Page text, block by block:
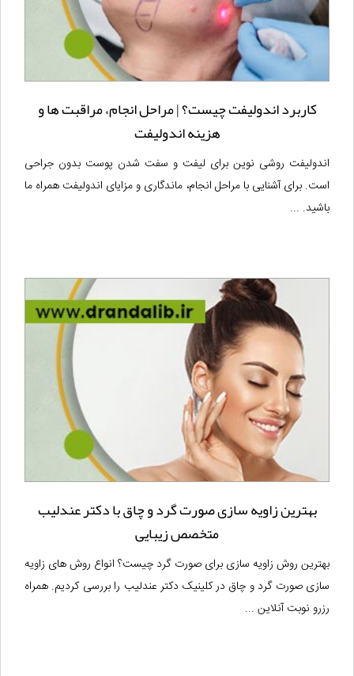
کاربرد اندولیفت چیست؟ | مراحل انجام، مراقبت ها و
هزینه اندولیفت
اندولیفت روشی نوین برای لیفت و سفت شدن پوست بدون جراحی
است. برای آشنایی با مراحل انجام، ماندگاری و مزایای اندولیفت همراه ما
باشید. ...
بهترین زاویه سازی صورت گرد و چاق با دکتر عندلیب
متخصص زیبایی
بهترین روش زاویه سازی برای صورت گرد چیست؟ انواع روش های زاویه
سازی صورت گرد و چاق در کلینیک دکتر عندلیب را بررسی کردیم. همراه
رزرو نوبت آنلاین ...